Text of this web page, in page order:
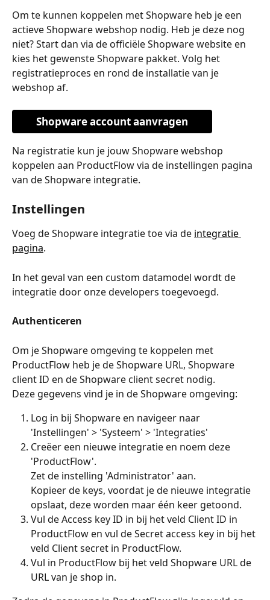
Om te kunnen koppelen met Shopware heb je een
actieve Shopware webshop nodig. Heb je deze nog
niet? Start dan via de officiële Shopware website en
kies het gewenste Shopware pakket. Volg het
registratieproces en rond de installatie van je
webshop af.
Shopware account aanvragen
Na registratie kun je jouw Shopware webshop
koppelen aan ProductFlow via de instellingen pagina
van de Shopware integratie.
Instellingen
Voeg de Shopware integratie toe via de integratie
pagina.
In het geval van een custom datamodel wordt de
integratie door onze developers toegevoegd.
Authenticeren
Om je Shopware omgeving te koppelen met
ProductFlow heb je de Shopware URL, Shopware
client ID en de Shopware client secret nodig.
Deze gegevens vind je in de Shopware omgeving:
Log in bij Shopware en navigeer naar
'Instellingen' > 'Systeem' > 'Integraties'
Creëer een nieuwe integratie en noem deze
'ProductFlow'.
Zet de instelling 'Administrator' aan.
Kopieer de keys, voordat je de nieuwe integratie
opslaat, deze worden maar één keer getoond.
Vul de Access key ID in bij het veld Client ID in
ProductFlow en vul de Secret access key in bij het
veld Client secret in ProductFlow.
Vul in ProductFlow bij het veld Shopware URL de
URL van je shop in.